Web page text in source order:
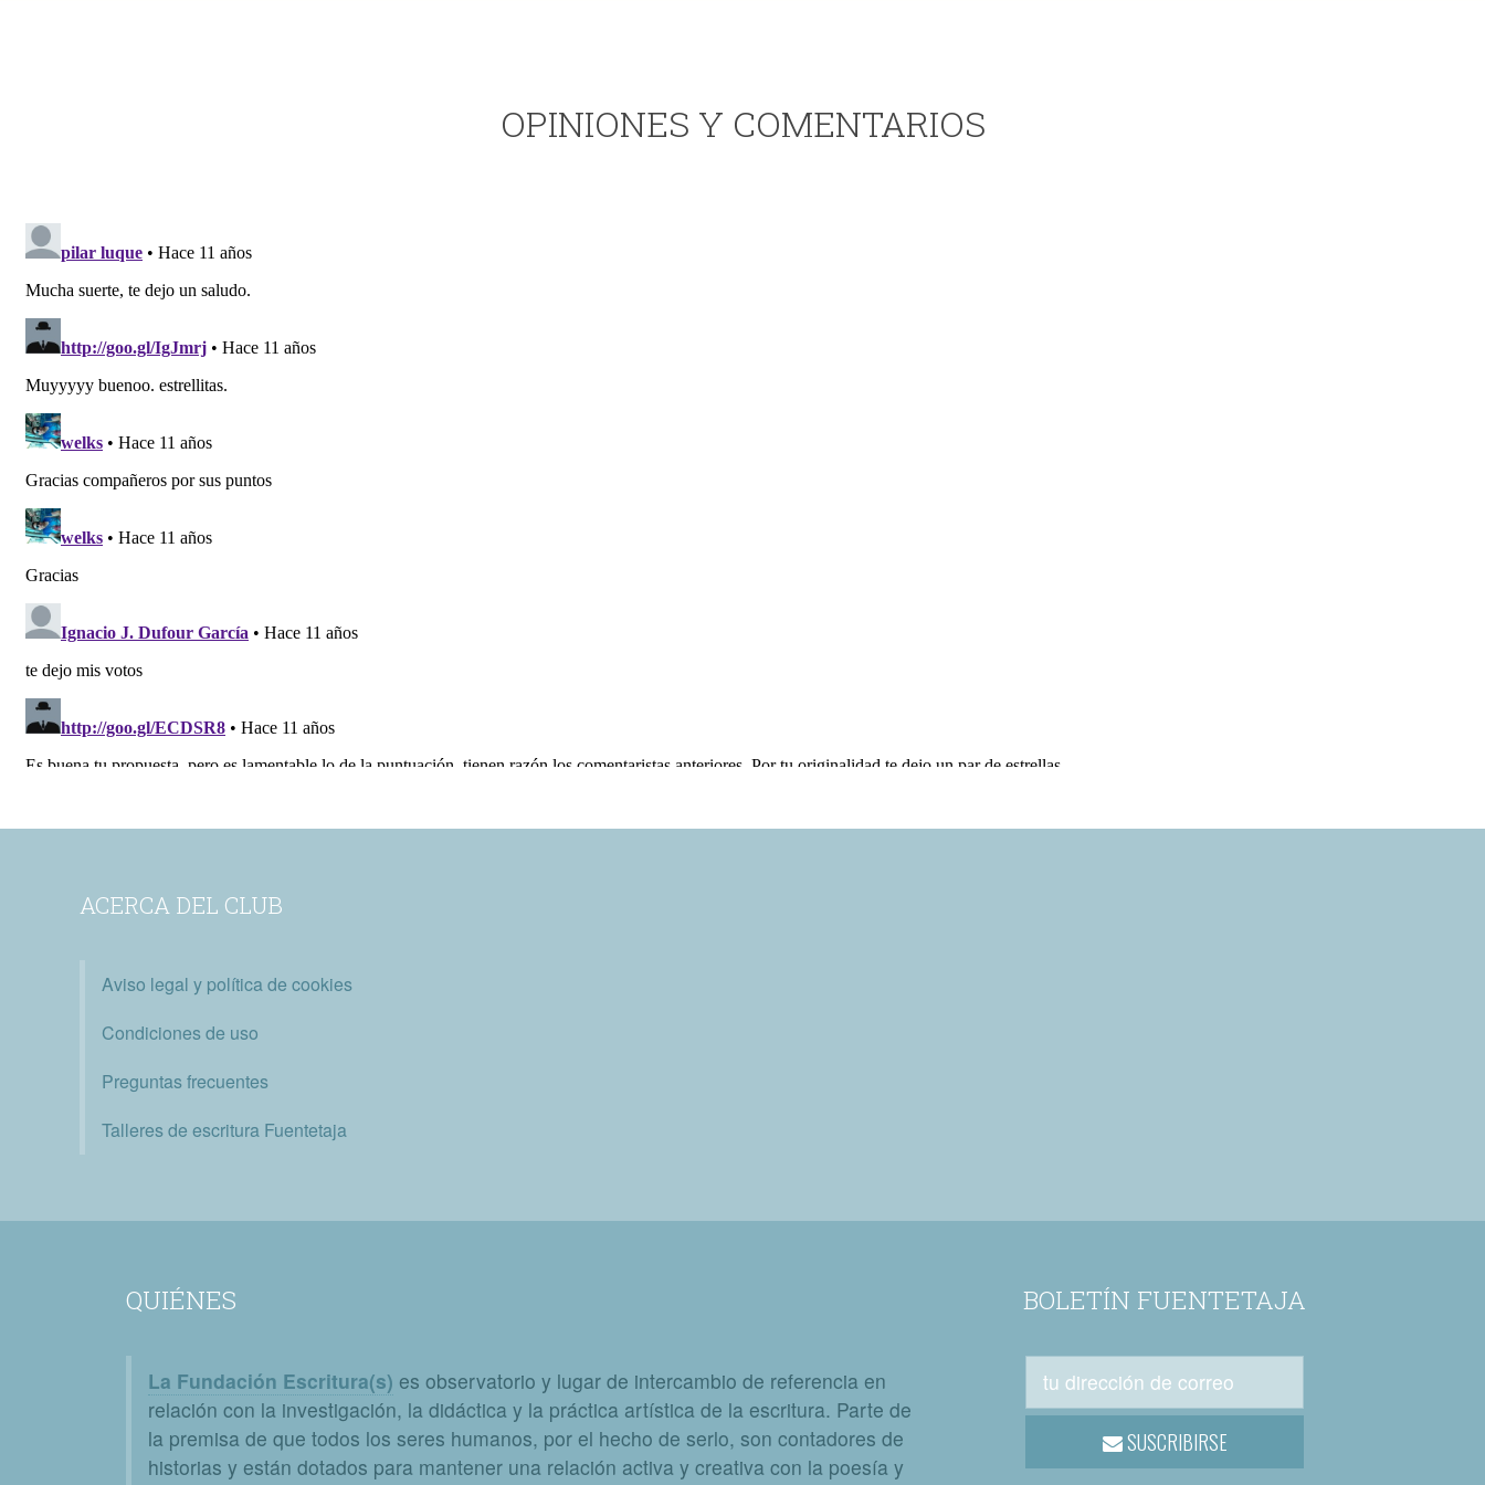
OPINIONES Y COMENTARIOS
ACERCA DEL CLUB
Aviso legal y política de cookies
Condiciones de uso
Preguntas frecuentes
Talleres de escritura Fuentetaja
QUIÉNES
La Fundación Escritura(s) es observatorio y lugar de intercambio de referencia en
relación con la investigación, la didáctica y la práctica artística de la escritura. Parte de
la premisa de que todos los seres humanos, por el hecho de serlo, son contadores de
historias y están dotados para mantener una relación activa y creativa con la poesía y
BOLETÍN FUENTETAJA
SUSCRIBIRSE